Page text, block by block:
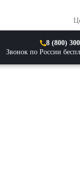
8 (800)
Звонок по России